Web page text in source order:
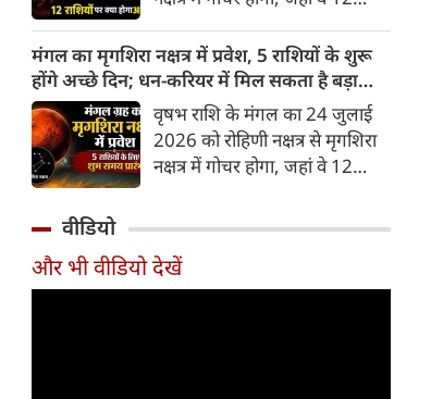
सोच, बातचीत और फैसलों की रफ्तार
भी बदल जाएगी।
परिवर्तन के चलते मेष से लेकर मीन
तक किन राशियों के लिए शुभ और
किनके लिए है अशुभ। ज्योतिष शास्त्र
में मंगल को ऊर्जा, साहस, पराक्रम
और भूमि का कारक माना गया है,
जबकि मृगशिरा नक्षत्र के स्वामी स्वयं
मंगल का यह गोचर अत्यंत
शक्तिशाली और शुभ फलदायी माना
जा रहा है।
मंगल का मृगशिरा नक्षत्र में प्रवेश, 5 राशियों के शुरू
होंगे अच्छे दिन; धन-करियर में मिल सकता है बड़ा
लाभ
वृषभ राशि के मंगल का 24 जुलाई
2026 को रोहिणी नक्षत्र से मृगशिरा
नक्षत्र में गोचर होगा, जहां वे 12
बदलाव देखने को मिलेंगे और उनके
लिए लाभ के योग बनेंगे।
वीडियो
और भी वीडियो देखें